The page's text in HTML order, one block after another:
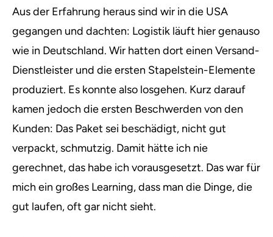
Aus der Erfahrung heraus sind wir in die USA
gegangen und dachten: Logistik läuft hier genauso
wie in Deutschland. Wir hatten dort einen Versand-
Dienstleister und die ersten Stapelstein-Elemente
produziert. Es konnte also losgehen. Kurz darauf
kamen jedoch die ersten Beschwerden von den
Kunden: Das Paket sei beschädigt, nicht gut
verpackt, schmutzig. Damit hätte ich nie
gerechnet, das habe ich vorausgesetzt. Das war für
mich ein großes Learning, dass man die Dinge, die
gut laufen, oft gar nicht sieht.